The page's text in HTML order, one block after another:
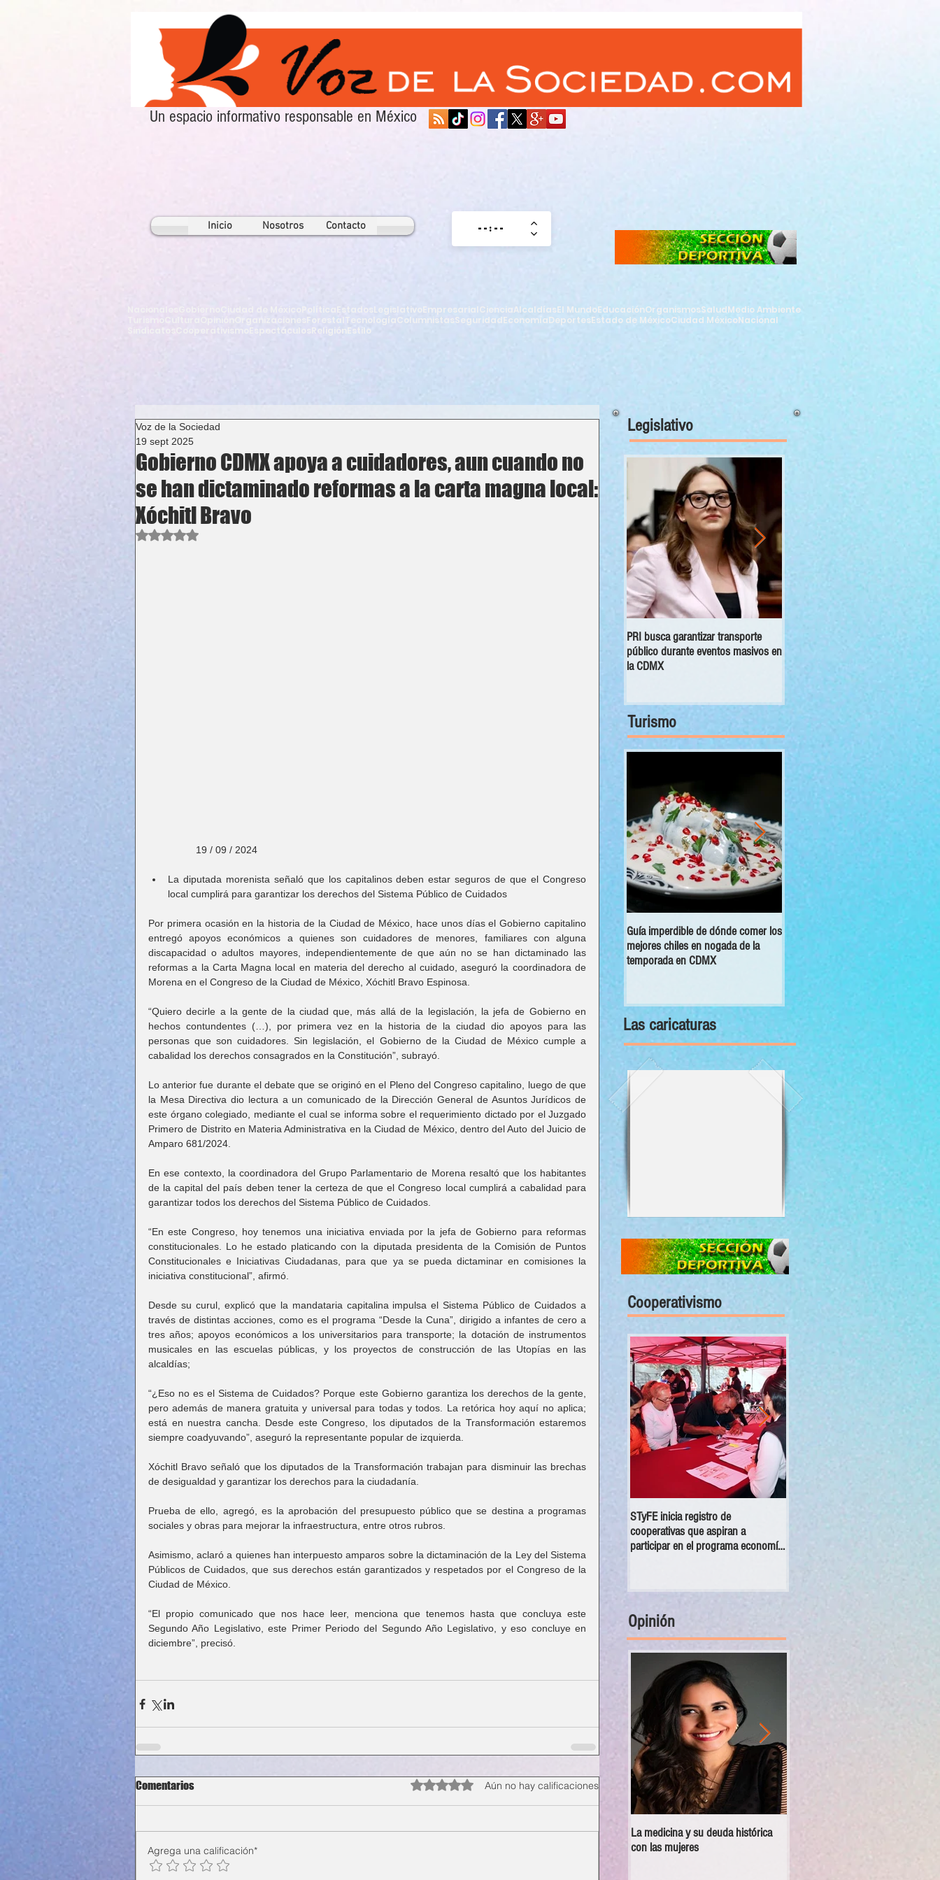
Un espacio informativo responsable en México
Inicio Nosotros Contacto
Estados Legislativo EmpresarialCienciaAlcaldíasEl MundoEducaciónOrganismosSaludMedio Ambiente
Organizaciones Forestal TecnologíaColumnistasSeguridadEconomíaDeportesEstado de MéxicoCiudad MéxicoNacional
Sindicatos
Cooperativismo Espectáculos Religión Estilo
Gobierno CDMX apoya a cuidadores, aun cuando no
se han dictaminado reformas a la carta magna local:
Xóchitl Bravo
Voz de la Sociedad
19 sept 2025
Obtuvo NaN de 5 estrellas.
                 19 / 09 / 2024
La diputada morenista señaló que los capitalinos deben estar seguros de que el Congreso
local cumplirá para garantizar los derechos del Sistema Público de Cuidados
Por primera ocasión en la historia de la Ciudad de México, hace unos días el Gobierno capitalino
entregó apoyos económicos a quienes son cuidadores de menores, familiares con alguna
discapacidad o adultos mayores, independientemente de que aún no se han dictaminado las
reformas a la Carta Magna local en materia del derecho al cuidado, aseguró la coordinadora de
Morena en el Congreso de la Ciudad de México, Xóchitl Bravo Espinosa.
“Quiero decirle a la gente de la ciudad que, más allá de la legislación, la jefa de Gobierno en
hechos contundentes (…), por primera vez en la historia de la ciudad dio apoyos para las
personas que son cuidadores. Sin legislación, el Gobierno de la Ciudad de México cumple a
cabalidad los derechos consagrados en la Constitución”, subrayó.
Lo anterior fue durante el debate que se originó en el Pleno del Congreso capitalino, luego de que
la Mesa Directiva dio lectura a un comunicado de la Dirección General de Asuntos Jurídicos de
este órgano colegiado, mediante el cual se informa sobre el requerimiento dictado por el Juzgado
Primero de Distrito en Materia Administrativa en la Ciudad de México, dentro del Auto del Juicio de
Amparo 681/2024.
En ese contexto, la coordinadora del Grupo Parlamentario de Morena resaltó que los habitantes
de la capital del país deben tener la certeza de que el Congreso local cumplirá a cabalidad para
garantizar todos los derechos del Sistema Público de Cuidados.
“En este Congreso, hoy tenemos una iniciativa enviada por la jefa de Gobierno para reformas
constitucionales. Lo he estado platicando con la diputada presidenta de la Comisión de Puntos
Constitucionales e Iniciativas Ciudadanas, para que ya se pueda dictaminar en comisiones la
iniciativa constitucional”, afirmó.
Desde su curul, explicó que la mandataria capitalina impulsa el Sistema Público de Cuidados a
través de distintas acciones, como es el programa “Desde la Cuna”, dirigido a infantes de cero a
tres años; apoyos económicos a los universitarios para transporte; la dotación de instrumentos
musicales en las escuelas públicas, y los proyectos de construcción de las Utopías en las
alcaldías;
“¿Eso no es el Sistema de Cuidados? Porque este Gobierno garantiza los derechos de la gente,
pero además de manera gratuita y universal para todas y todos. La retórica hoy aquí no aplica;
está en nuestra cancha. Desde este Congreso, los diputados de la Transformación estaremos
siempre coadyuvando”, aseguró la representante popular de izquierda.
Xóchitl Bravo señaló que los diputados de la Transformación trabajan para disminuir las brechas
de desigualdad y garantizar los derechos para la ciudadanía.
Prueba de ello, agregó, es la aprobación del presupuesto público que se destina a programas
sociales y obras para mejorar la infraestructura, entre otros rubros.
Asimismo, aclaró a quienes han interpuesto amparos sobre la dictaminación de la Ley del Sistema
Públicos de Cuidados, que sus derechos están garantizados y respetados por el Congreso de la
Ciudad de México.
“El propio comunicado que nos hace leer, menciona que tenemos hasta que concluya este
Segundo Año Legislativo, este Primer Periodo del Segundo Año Legislativo, y eso concluye en
diciembre”, precisó.
Comentarios Obtuvo 0 de 5 estrellas.Aún no hay calificaciones
Agrega una calificación*
Legislativo
PRI busca garantizar transporte
público durante eventos masivos en
la CDMX
Congreso CDMX exhorta a las 16
atender denuncias sobre despojo
Turismo
Guía imperdible de dónde comer los
mejores chiles en nogada de la
temporada en CDMX
Las caricaturas
Cooperativismo
STyFE inicia registro de
cooperativas que aspiran a
participar en el programa economía
Opinión
La medicina y su deuda histórica
con las mujeres